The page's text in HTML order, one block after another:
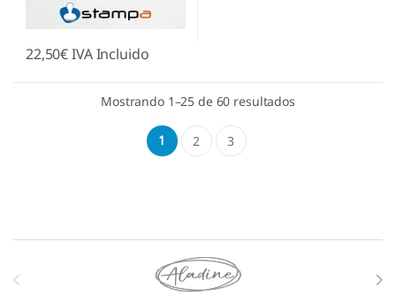
22,50€IVA Incluido
Mostrando 1–25 de 60 resultados
1 2 3
Marcas De Carrusel